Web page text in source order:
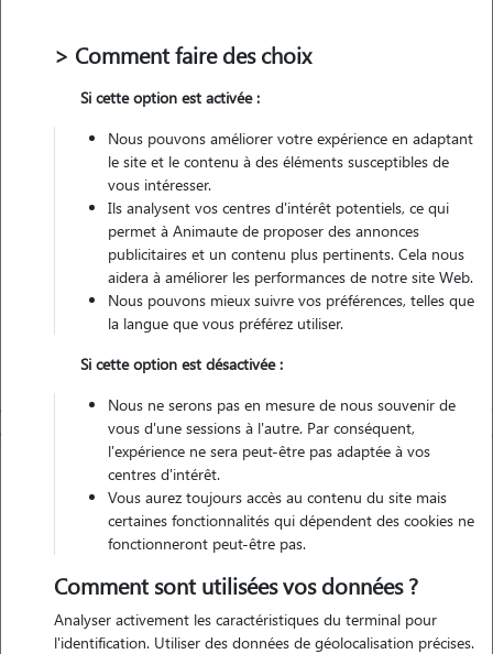
Non véhiculé
Contacter
L'envoi d'une demande est sans engagement
Motivation
> Comment faire des choix
Si cette option est activée :
Nous pouvons améliorer votre expérience en adaptant
le site et le contenu à des éléments susceptibles de
vous intéresser.
Ils analysent vos centres d'intérêt potentiels, ce qui
permet à Animaute de proposer des annonces
publicitaires et un contenu plus pertinents. Cela nous
aidera à améliorer les performances de notre site Web.
Nous pouvons mieux suivre vos préférences, telles que
la langue que vous préférez utiliser.
Si cette option est désactivée :
Nous ne serons pas en mesure de nous souvenir de
vous d'une sessions à l'autre. Par conséquent,
l'expérience ne sera peut-être pas adaptée à vos
centres d'intérêt.
Vous aurez toujours accès au contenu du site mais
certaines fonctionnalités qui dépendent des cookies ne
fonctionneront peut-être pas.
Comment sont utilisées vos données ?
Analyser activement les caractéristiques du terminal pour
l'identification. Utiliser des données de géolocalisation précises.